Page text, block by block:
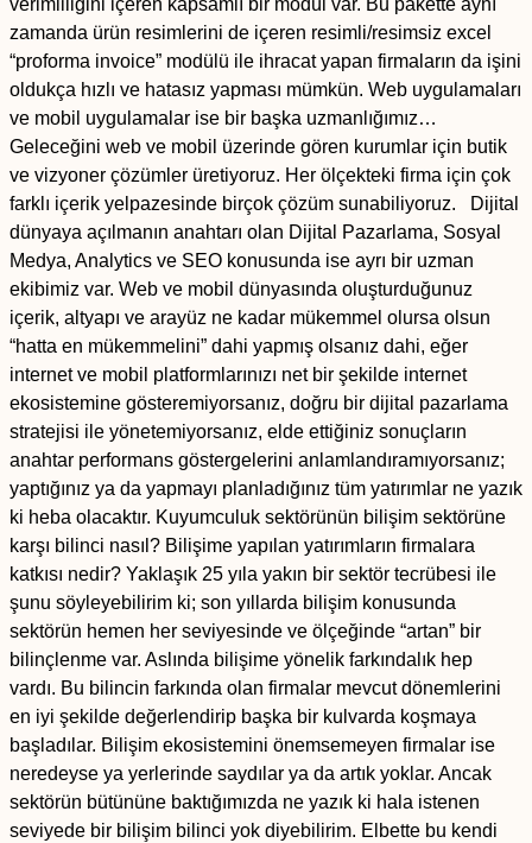
verimliliğini içeren kapsamlı bir modül var. Bu pakette aynı
zamanda ürün resimlerini de içeren resimli/resimsiz excel
“proforma invoice” modülü ile ihracat yapan firmaların da işini
oldukça hızlı ve hatasız yapması mümkün. Web uygulamaları
ve mobil uygulamalar ise bir başka uzmanlığımız…
Geleceğini web ve mobil üzerinde gören kurumlar için butik
ve vizyoner çözümler üretiyoruz. Her ölçekteki firma için çok
farklı içerik yelpazesinde birçok çözüm sunabiliyoruz. Dijital
dünyaya açılmanın anahtarı olan Dijital Pazarlama, Sosyal
Medya, Analytics ve SEO konusunda ise ayrı bir uzman
ekibimiz var. Web ve mobil dünyasında oluşturduğunuz
içerik, altyapı ve arayüz ne kadar mükemmel olursa olsun
“hatta en mükemmelini” dahi yapmış olsanız dahi, eğer
internet ve mobil platformlarınızı net bir şekilde internet
ekosistemine gösteremiyorsanız, doğru bir dijital pazarlama
stratejisi ile yönetemiyorsanız, elde ettiğiniz sonuçların
anahtar performans göstergelerini anlamlandıramıyorsanız;
yaptığınız ya da yapmayı planladığınız tüm yatırımlar ne yazık
ki heba olacaktır. Kuyumculuk sektörünün bilişim sektörüne
karşı bilinci nasıl? Bilişime yapılan yatırımların firmalara
katkısı nedir? Yaklaşık 25 yıla yakın bir sektör tecrübesi ile
şunu söyleyebilirim ki; son yıllarda bilişim konusunda
sektörün hemen her seviyesinde ve ölçeğinde “artan” bir
bilinçlenme var. Aslında bilişime yönelik farkındalık hep
vardı. Bu bilincin farkında olan firmalar mevcut dönemlerini
en iyi şekilde değerlendirip başka bir kulvarda koşmaya
başladılar. Bilişim ekosistemini önemsemeyen firmalar ise
neredeyse ya yerlerinde saydılar ya da artık yoklar. Ancak
sektörün bütününe baktığımızda ne yazık ki hala istenen
seviyede bir bilişim bilinci yok diyebilirim. Elbette bu kendi